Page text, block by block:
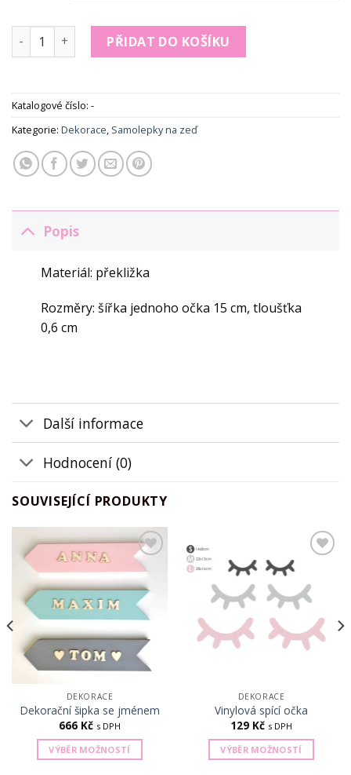
MIMIO Dřevěná spící očka množství
PŘIDAT DO KOŠÍKU
Katalogové číslo: -
Kategorie: Dekorace Samolepky na zeď
Popis
Materiál: překližka
Rozměry: šířka jednoho očka 15 cm, tloušťka
0,6 cm
Další informace
Hodnocení (0)
SOUVISEJÍCÍ PRODUKTY
Add to
DEKORACE
Dekorační šipka se jménem
666 Kč s DPH
VÝBĚR MOŽNOSTÍ
DEKORACE
Vinylová spící očka
129 Kč s DPH
VÝBĚR MOŽNOSTÍ